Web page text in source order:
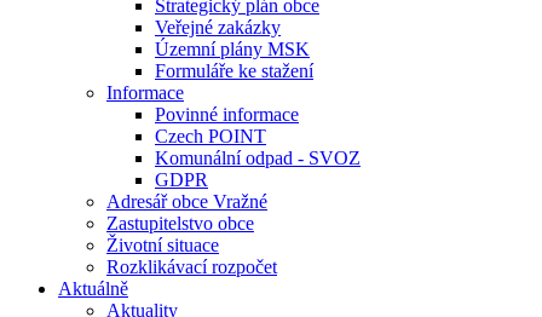
Strategický plán obce
Veřejné zakázky
Územní plány MSK
Formuláře ke stažení
Informace
Povinné informace
Czech POINT
Komunální odpad - SVOZ
GDPR
Adresář obce Vražné
Zastupitelstvo obce
Životní situace
Rozklikávací rozpočet
Aktuálně
Aktuality